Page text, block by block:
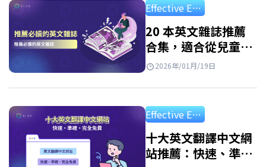
Effective English Study
20 本英文雜誌推薦
合集，適合從兒童到
成人的所有程度讀者
2026年/01月/19日
Effective English Study
十大英文翻譯中文網
站推薦：快速、準確